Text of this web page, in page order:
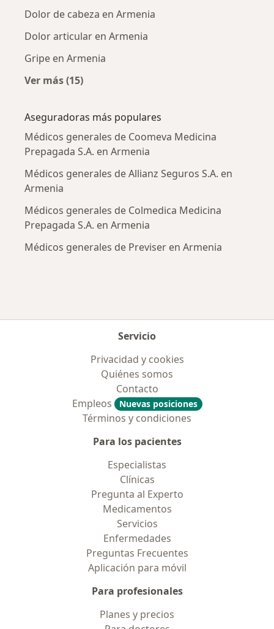
Dolor de cabeza en Armenia
Dolor articular en Armenia
Gripe en Armenia
Ver más (15)
Aseguradoras más populares
Médicos generales de Coomeva Medicina
Prepagada S.A. en Armenia
Médicos generales de Allianz Seguros S.A. en
Armenia
Médicos generales de Colmedica Medicina
Prepagada S.A. en Armenia
Médicos generales de Previser en Armenia
Servicio
Privacidad y cookies
Quiénes somos
Contacto
Empleos
Nuevas posiciones
Términos y condiciones
Para los pacientes
Especialistas
Clínicas
Pregunta al Experto
Medicamentos
Servicios
Enfermedades
Preguntas Frecuentes
Aplicación para móvil
Para profesionales
Planes y precios